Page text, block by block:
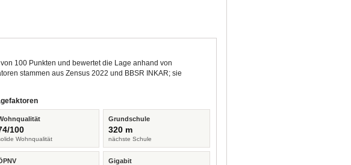
100 Punkten und bewertet die Lage anhand von
stammen aus Zensus 2022 und BBSR INKAR; sie
100
Wohnqualität
Grundschule
320 m
nächste Schule
Gigabit